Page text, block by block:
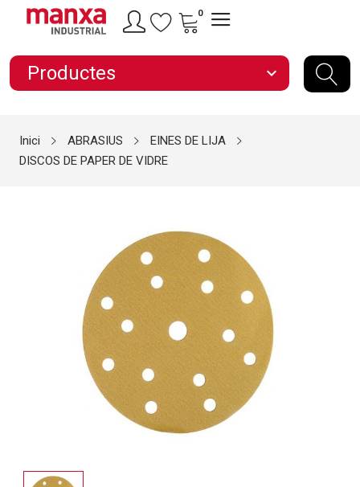
0
Productes expand_more
Inici ABRASIUS
EINES DE LIJA
DISCOS DE PAPER DE VIDRE